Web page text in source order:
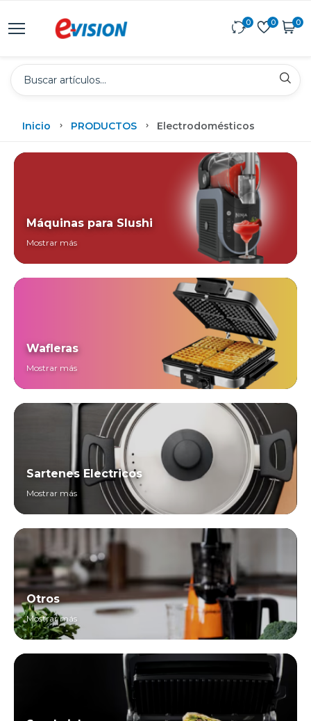
0 0 0
Inicio PRODUCTOS Electrodomésticos
Máquinas para Slushi
Mostrar más
Wafleras
Mostrar más
Sartenes Electricos
Mostrar más
Otros
Mostrar más